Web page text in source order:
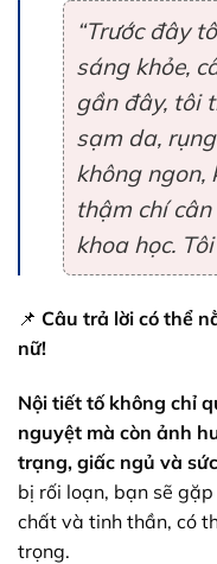
“Trước đây
sáng khỏe,
gần đây, tôi
sạm da,
không ngon,
thậm chí
khoa học.
📌 Câu trả lời có thể
nữ!
Nội tiết tố không chỉ
nguyệt mà còn ảnh
trạng, giấc ngủ và
bị rối loạn, bạn sẽ
chất và tinh thần, có
trọng.